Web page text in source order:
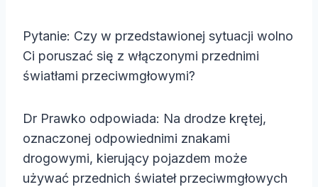
Pytanie: Czy w przedstawionej sytuacji wolno
Ci poruszać się z włączonymi przednimi
światłami przeciwmgłowymi?
Dr Prawko odpowiada: Na drodze krętej,
oznaczonej odpowiednimi znakami
drogowymi, kierujący pojazdem może
używać przednich świateł przeciwmgłowych